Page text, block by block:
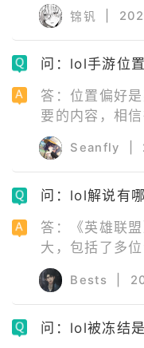
高的技术、策
且往往还需要
多数人来说，
难。尽管有些
锦钒
问：lol手游位
答：位置偏好
要的内容，相
果玩家想要修
在哪里呢？有
Seanfly
问：lol解说有
答：《英雄联
大，包括了多
下是一些知名
Rita）。 2、张
4、王继德（
王多多。 此外
Bests
问：lol被冻结